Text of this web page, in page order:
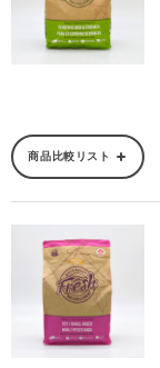
商品比較リスト